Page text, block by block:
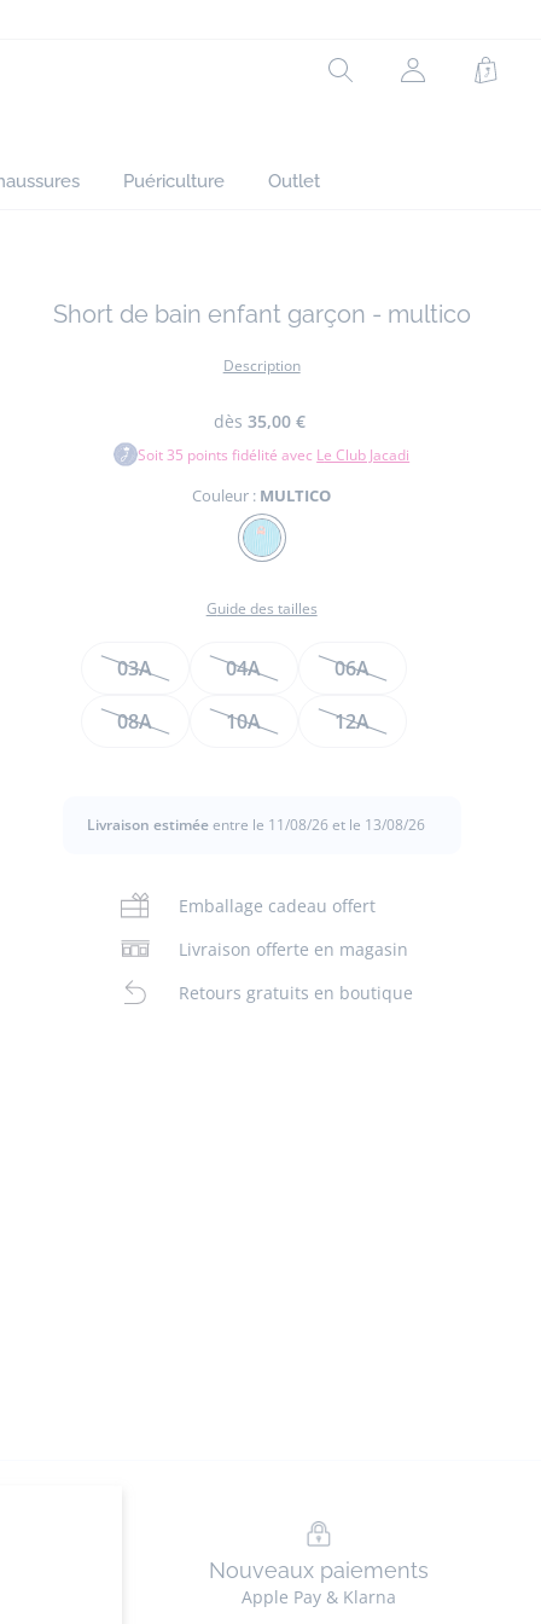
Rechercher
Mon
Puériculture Outlet
Short de bain enfant garçon - multico
Description
dès 35,00 €
Soit35 points fidélité avec Le Club Jacadi
Couleur : MULTICO
Couleur
MULTICO
Guide des tailles
Taille
03A 04A
06A
08A
10A 12A
Livraison estiméeentre le 11/08/26 et le 13/08/26
Emballage cadeau offert
Livraison offerte en magasin
Retours gratuits en boutique
en ligne
Nouveaux paiements
Apple Pay & Klarna